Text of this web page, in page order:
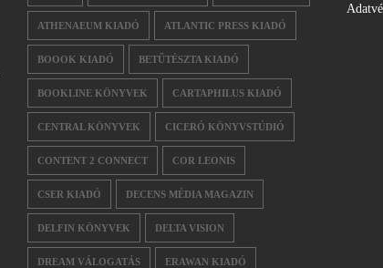
ATHENAEUM KIADÓ ATLANTIC PRESS KIADÓ
BOOOK KIADÓ BETŰTÉSZTA KIADÓ
BOOKLINE KÖNYVEK CARTAPHILUS KIADÓ
CENTRAL KÖNYVEK CICERÓ KÖNYVSTÚDIÓ
CONTENT 2 CONNECT COR LEONIS
CSER KIADÓ DECENS MÉDIA MAGAZIN
DELFIN KÖNYVEK DELTA VISION
DREAM VÁLOGATÁS ERAWAN KIADÓ